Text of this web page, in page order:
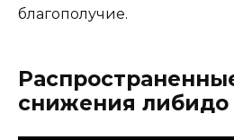
благополучие.
снижения